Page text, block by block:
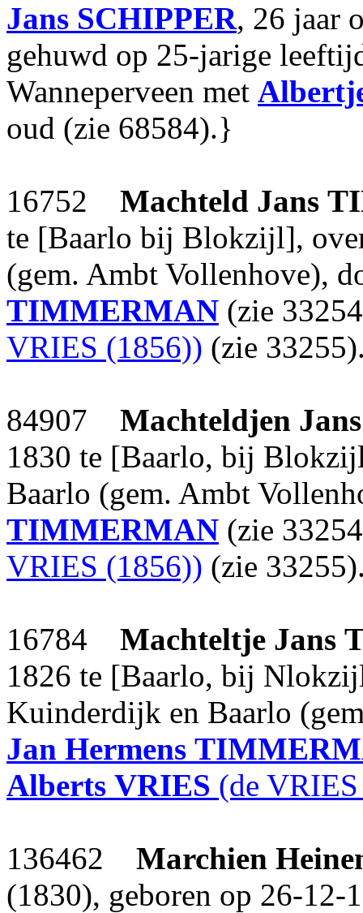
Jans SCHIPPER, 26 jaar
gehuwd op 25-jarige
Wanneperveen met
oud (zie 68584).}
16752 Machteld Jans
te [Baarlo bij Blokzijl],
(gem. Ambt Vollenhove),
TIMMERMAN (zie
VRIES (1856)) (zie
84907 Machteldjen Jans
1830 te [Baarlo, bij
Baarlo (gem. Ambt
TIMMERMAN (zie
VRIES (1856)) (zie
16784 Machteltje Jans
1826 te [Baarlo, bij
Kuinderdijk en Baarlo
Jan Hermens
Alberts VRIES (de
136462 Marchien
(1830), geboren op 26-12-